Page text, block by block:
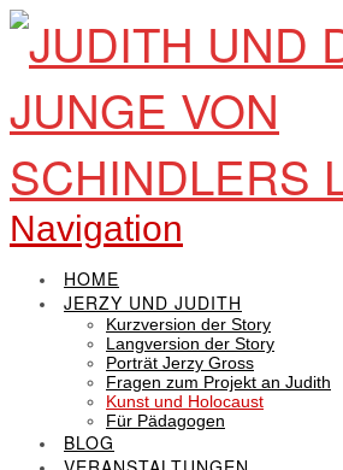
Navigation
HOME
JERZY UND JUDITH
Kurzversion der Story
Langversion der Story
Porträt Jerzy Gross
Fragen zum Projekt an Judith
Kunst und Holocaust
Für Pädagogen
BLOG